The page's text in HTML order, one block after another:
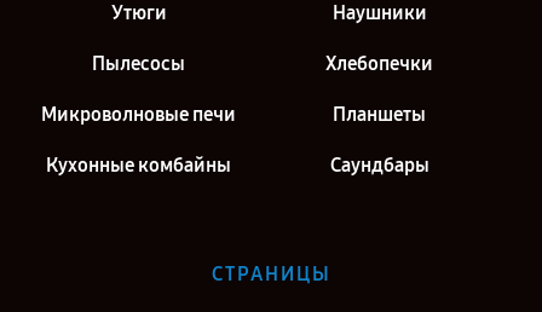
Утюги Наушники
Пылесосы Хлебопечки
Микроволновые печи Планшеты
Кухонные комбайны Саундбары
СТРАНИЦЫ